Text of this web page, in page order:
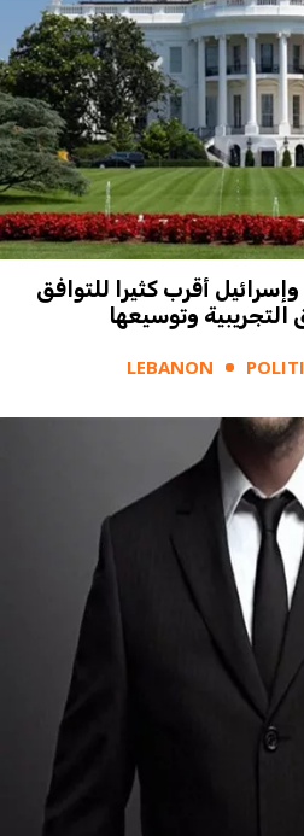
وإسرائيل أقرب كثيرا للتوافق
وتوسيعها
LEBANON